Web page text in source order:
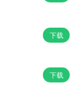
下载
下载